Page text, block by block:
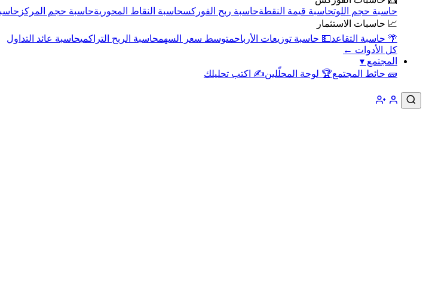
حاسبة حجم اللوتحاسبة قيمة النقطةحاسبة ربح الفوركسحاسبة النقاط المحوريةحاسبة حجم المركز
📈 حاسبات الاستثمار
🌴 حاسبة التقاعد💵 حاسبة توزيعات الأرباحمتوسط سعر السهمحاسبة الربح التراكميحاسبة عائد التداول
كل الأدوات ←
المجتمع ▾
🧱 حائط المجتمع🏆 لوحة المحلّلين✍️ اكتب تحليلك